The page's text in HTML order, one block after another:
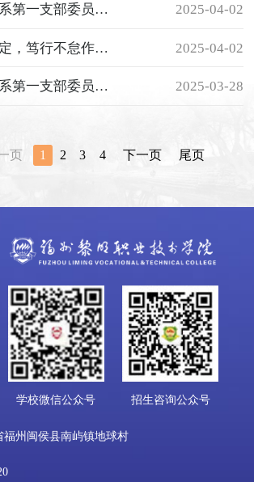
药学与健康管理系第一支部委员会召开组织生活会 2025-04-02
学思践悟八项规定，笃行不怠作风建设------药学与健康管理系第二党支部关于中央八项规定活动成功举办 2025-04-02
药学与健康管理系第一支部委员会 召开增补委员选举大会 2025-03-28
页 1 2 3 4 下一页 尾页
学校微信公众号 招生咨询公众号
州闽侯县南屿镇地球村